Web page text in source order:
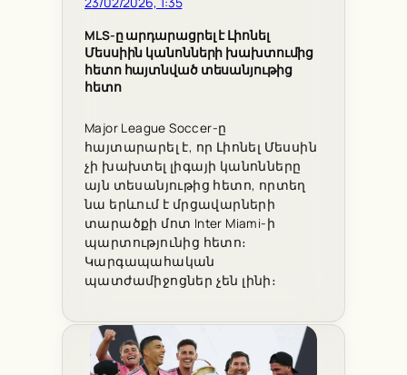
MLS-ը արդարացրել է Լիոնել
Մեսսիին կանոնների խախտումից
հետո հայտնված տեսանյութից
հետո
Major League Soccer-ը
հայտարարել է, որ Լիոնել Մեսսին
չի խախտել լիգայի կանոնները
այն տեսանյութից հետո, որտեղ
նա երևում է մրցավարների
տարածքի մոտ Inter Miami-ի
պարտությունից հետո։
Կարգապահական
պատժամիջոցներ չեն լինի։